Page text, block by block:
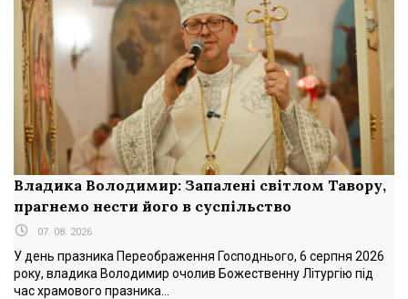
Владика Володимир: Запалені світлом Тавору,
прагнемо нести його в суспільство
07. 08. 2026
У день празника Переображення Господнього, 6 серпня 2026
року, владика Володимир очолив Божественну Літургію під
час храмового празника...